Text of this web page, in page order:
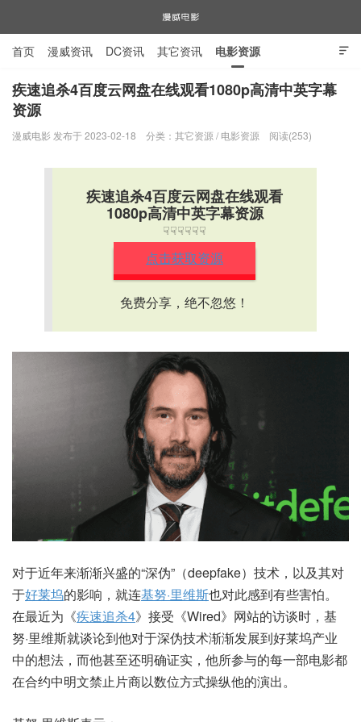
漫威电影

首页 漫威资讯 DC资讯 其它资讯 电影资源
电视剧资源 漫威图片
疾速追杀4百度云网盘在线观看1080p高清中英字幕
资源
漫威电影 发布于 2023-02-18 分类： 其它资源 / 电影资源 阅读(253)
疾速追杀4百度云网盘在线观看
1080p高清中英字幕资源
☟☟☟☟☟☟
点击获取资源
免费分享，绝不忽悠！
对于近年来渐渐兴盛的“深伪”（deepfake）技术，以及其对
于好莱坞的影响，就连基努·里维斯也对此感到有些害怕。
在最近为《疾速追杀4》接受《Wired》网站的访谈时，基
努·里维斯就谈论到他对于深伪技术渐渐发展到好莱坞产业
中的想法，而他甚至还明确证实，他所参与的每一部电影都
在合约中明文禁止片商以数位方式操纵他的演出。